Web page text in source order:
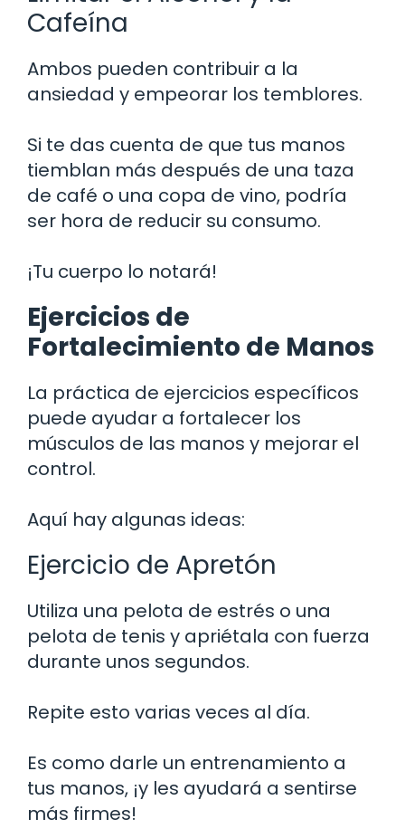
Cafeína
Ambos pueden contribuir a la
ansiedad y empeorar los temblores.
Si te das cuenta de que tus manos
tiemblan más después de una taza
de café o una copa de vino, podría
ser hora de reducir su consumo.
¡Tu cuerpo lo notará!
Ejercicios de
Fortalecimiento de Manos
La práctica de ejercicios específicos
puede ayudar a fortalecer los
músculos de las manos y mejorar el
control.
Aquí hay algunas ideas:
Ejercicio de Apretón
Utiliza una pelota de estrés o una
pelota de tenis y apriétala con fuerza
durante unos segundos.
Repite esto varias veces al día.
Es como darle un entrenamiento a
tus manos, ¡y les ayudará a sentirse
más firmes!